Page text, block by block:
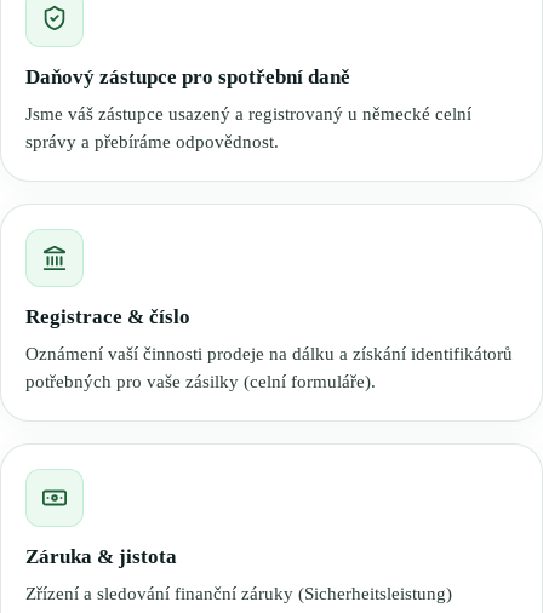
Daňový zástupce pro spotřební daně
Jsme váš zástupce usazený a registrovaný u německé celní
správy a přebíráme odpovědnost.
Registrace & číslo
Oznámení vaší činnosti prodeje na dálku a získání identifikátorů
potřebných pro vaše zásilky (celní formuláře).
Záruka & jistota
Zřízení a sledování finanční záruky (Sicherheitsleistung)